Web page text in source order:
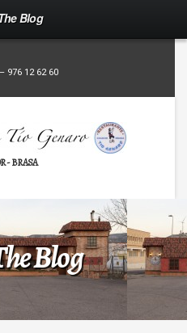
Blog
976 12 62 60
- BRASA
Blog